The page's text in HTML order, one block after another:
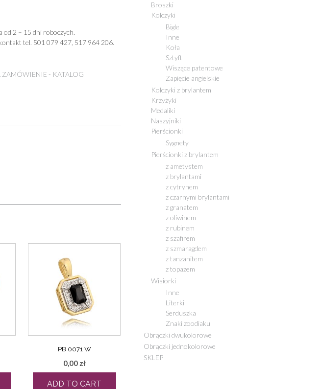
od 2 – 15 dni roboczych.
tel. 501 079 427, 517 964 206.
ZAMÓWIENIE - KATALOG
PB 0071 W
0,00 zł
ADD TO CART
Broszki
Kolczyki
Bigle
Inne
Koła
Sztyft
Wiszące patentowe
Zapięcie angielskie
Kolczyki z brylantem
Krzyżyki
Medaliki
Naszyjniki
Pierścionki
Sygnety
Pierścionki z brylantem
z ametystem
z brylantami
z cytrynem
z czarnymi brylantami
z granatem
z oliwinem
z rubinem
z szafirem
z szmaragdem
z tanzanitem
z topazem
Wisiorki
Inne
Literki
Serduszka
Znaki zoodiaku
Obrączki dwukolorowe
Obrączki jednokolorowe
SKLEP